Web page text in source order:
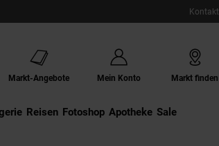
Kontakt
Markt-Angebote Mein Konto Markt finden
Externer Link:
Reisen Externer Link:
Fotoshop Externer Link:
Apotheke Sale